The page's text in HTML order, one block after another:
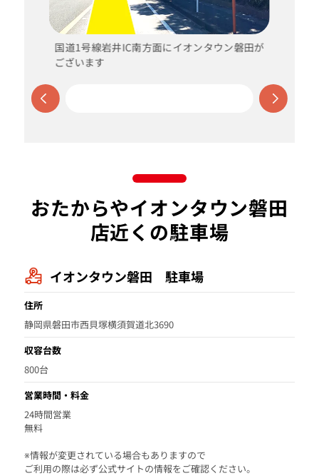
国道1号線岩井IC南方面にイオンタウン磐田が
ございます
おたからやイオンタウン磐田
店近くの駐車場
イオンタウン磐田 駐車場
住所
静岡県磐田市西貝塚横須賀道北3690
収容台数
800台
営業時間・料金
24時間営業
無料
※情報が変更されている場合もありますので
ご利用の際は必ず公式サイトの情報をご確認ください。